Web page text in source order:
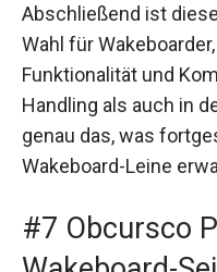
Abschließend ist
Wahl für
Funktionalität und
Handling als auch in
genau das, was
Wakeboard-Leine
#7 Obcursco